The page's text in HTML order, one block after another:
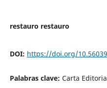
restauro restauro
DOI: https://doi.org/
Palabras clave: Carta